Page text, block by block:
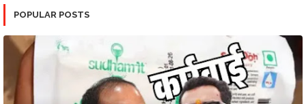
POPULAR POSTS